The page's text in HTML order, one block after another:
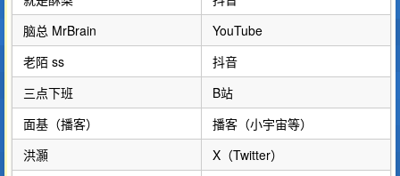
脑总 MrBrain
YouTube
老陌 ss
抖音
三点下班
B站
面基（播客）
播客（小宇宙等）
洪灝
X（Twitter）